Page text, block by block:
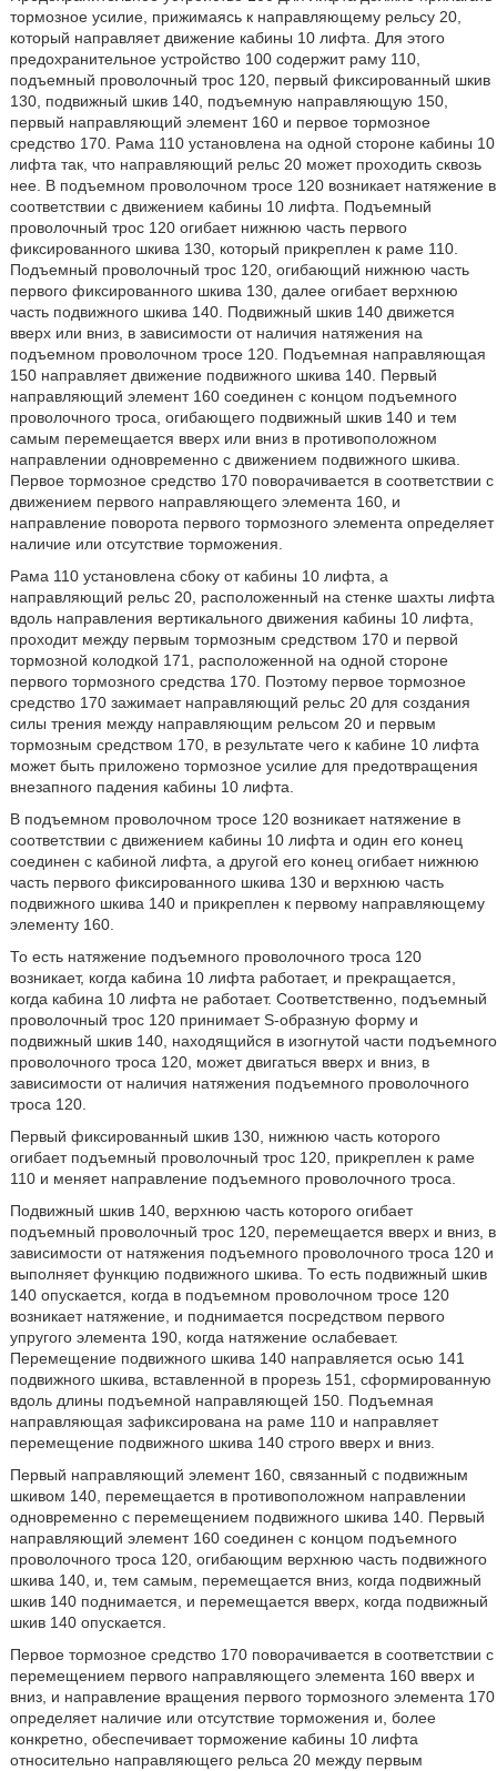
тормозное усилие, прижимаясь к направляющему рельсу 20,
который направляет движение кабины 10 лифта. Для этого
предохранительное устройство 100 содержит раму 110,
подъемный проволочный трос 120, первый фиксированный шкив
130, подвижный шкив 140, подъемную направляющую 150,
первый направляющий элемент 160 и первое тормозное
средство 170. Рама 110 установлена на одной стороне кабины 10
лифта так, что направляющий рельс 20 может проходить сквозь
нее. В подъемном проволочном тросе 120 возникает натяжение в
соответствии с движением кабины 10 лифта. Подъемный
проволочный трос 120 огибает нижнюю часть первого
фиксированного шкива 130, который прикреплен к раме 110.
Подъемный проволочный трос 120, огибающий нижнюю часть
первого фиксированного шкива 130, далее огибает верхнюю
часть подвижного шкива 140. Подвижный шкив 140 движется
вверх или вниз, в зависимости от наличия натяжения на
подъемном проволочном тросе 120. Подъемная направляющая
150 направляет движение подвижного шкива 140. Первый
направляющий элемент 160 соединен с концом подъемного
проволочного троса, огибающего подвижный шкив 140 и тем
самым перемещается вверх или вниз в противоположном
направлении одновременно с движением подвижного шкива.
Первое тормозное средство 170 поворачивается в соответствии с
движением первого направляющего элемента 160, и
направление поворота первого тормозного элемента определяет
наличие или отсутствие торможения.
Рама 110 установлена сбоку от кабины 10 лифта, а
направляющий рельс 20, расположенный на стенке шахты лифта
вдоль направления вертикального движения кабины 10 лифта,
проходит между первым тормозным средством 170 и первой
тормозной колодкой 171, расположенной на одной стороне
первого тормозного средства 170. Поэтому первое тормозное
средство 170 зажимает направляющий рельс 20 для создания
силы трения между направляющим рельсом 20 и первым
тормозным средством 170, в результате чего к кабине 10 лифта
может быть приложено тормозное усилие для предотвращения
внезапного падения кабины 10 лифта.
В подъемном проволочном тросе 120 возникает натяжение в
соответствии с движением кабины 10 лифта и один его конец
соединен с кабиной лифта, а другой его конец огибает нижнюю
часть первого фиксированного шкива 130 и верхнюю часть
подвижного шкива 140 и прикреплен к первому направляющему
элементу 160.
То есть натяжение подъемного проволочного троса 120
возникает, когда кабина 10 лифта работает, и прекращается,
когда кабина 10 лифта не работает. Соответственно, подъемный
проволочный трос 120 принимает S-образную форму и
подвижный шкив 140, находящийся в изогнутой части подъемного
проволочного троса 120, может двигаться вверх и вниз, в
зависимости от наличия натяжения подъемного проволочного
троса 120.
Первый фиксированный шкив 130, нижнюю часть которого
огибает подъемный проволочный трос 120, прикреплен к раме
110 и меняет направление подъемного проволочного троса.
Подвижный шкив 140, верхнюю часть которого огибает
подъемный проволочный трос 120, перемещается вверх и вниз, в
зависимости от натяжения подъемного проволочного троса 120 и
выполняет функцию подвижного шкива. То есть подвижный шкив
140 опускается, когда в подъемном проволочном тросе 120
возникает натяжение, и поднимается посредством первого
упругого элемента 190, когда натяжение ослабевает.
Перемещение подвижного шкива 140 направляется осью 141
подвижного шкива, вставленной в прорезь 151, сформированную
вдоль длины подъемной направляющей 150. Подъемная
направляющая зафиксирована на раме 110 и направляет
перемещение подвижного шкива 140 строго вверх и вниз.
Первый направляющий элемент 160, связанный с подвижным
шкивом 140, перемещается в противоположном направлении
одновременно с перемещением подвижного шкива 140. Первый
направляющий элемент 160 соединен с концом подъемного
проволочного троса 120, огибающим верхнюю часть подвижного
шкива 140, и, тем самым, перемещается вниз, когда подвижный
шкив 140 поднимается, и перемещается вверх, когда подвижный
шкив 140 опускается.
Первое тормозное средство 170 поворачивается в соответствии с
перемещением первого направляющего элемента 160 вверх и
вниз, и направление вращения первого тормозного элемента 170
определяет наличие или отсутствие торможения и, более
конкретно, обеспечивает торможение кабины 10 лифта
относительно направляющего рельса 20 между первым